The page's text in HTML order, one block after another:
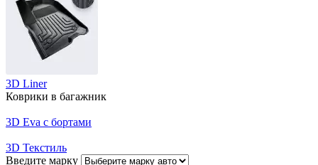
3D Liner
Коврики в багажник
3D Eva с бортами
3D Текстиль
Введите марку